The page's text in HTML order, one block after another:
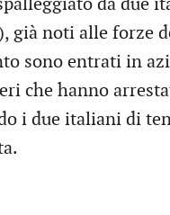
da due
già noti alle forze
sono entrati in
che hanno
i due italiani di